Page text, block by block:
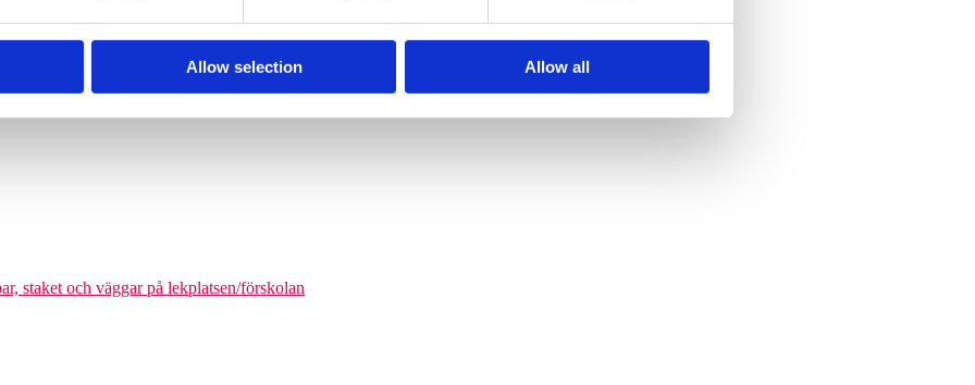
Allow selection Allow all
där man kan förena leken med matematikutmaningar
staket och väggar på lekplatsen/förskolan